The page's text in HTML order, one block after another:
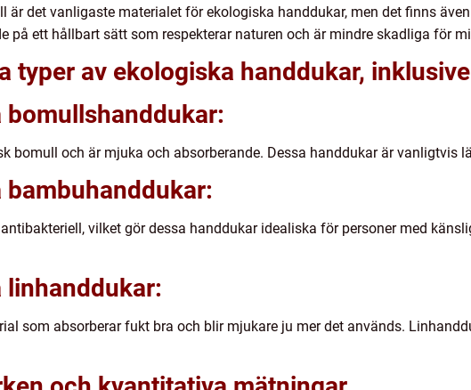
är det vanligaste materialet för ekologiska handdukar, men det finns
på ett hållbart sätt som respekterar naturen och är mindre skadliga för
typer av ekologiska handdukar,
bomullshanddukar:
bomull och är mjuka och absorberande. Dessa handdukar är vanligtvis
bambuhanddukar:
vilket gör dessa handdukar idealiska för personer med
linhanddukar:
som absorberar fukt bra och blir mjukare ju mer det används.